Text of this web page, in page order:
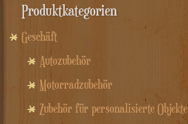
Produktkategorien
Geschäft
Autozubehör
Motorradzubehör
Zubehör für personalisierte Objekte